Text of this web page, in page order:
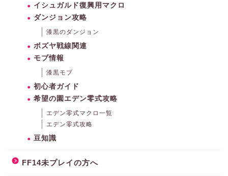
イシュガルド復興用マクロ
ダンジョン攻略
漆黒のダンジョン
ボズヤ戦線関連
モブ情報
漆黒モブ
初心者ガイド
希望の園エデン零式攻略
エデン零式マクロ一覧
エデン零式攻略
豆知識
FF14未プレイの方へ